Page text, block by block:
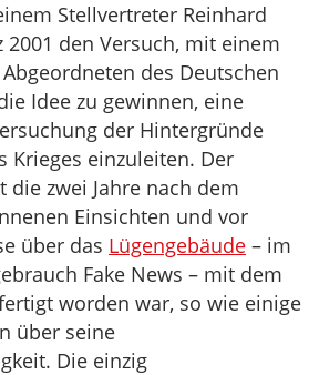
Stellvertreter Reinhard
2001 den Versuch, mit einem
des Deutschen
Idee zu gewinnen, eine
der Hintergründe
Krieges einzuleiten. Der
die zwei Jahre nach dem
Einsichten und vor
über das Lügengebäude – im
Fake News – mit dem
worden war, so wie einige
über seine
Die einzig